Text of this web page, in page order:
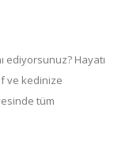
ediyorsunuz? Hayatı
ve kedinize
tüm